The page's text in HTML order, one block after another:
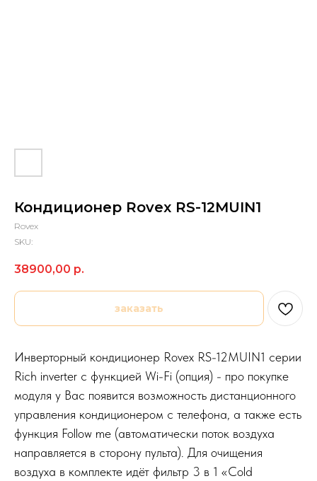
Кондиционер Rovex RS-12MUIN1
Rovex
SKU:
38900,00 р.
заказать
Инверторный кондиционер Rovex RS-12MUIN1 серии
Rich inverter с функцией Wi-Fi (опция) - про покупке
модуля у Вас появится возможность дистанционного
управления кондиционером с телефона, а также есть
функция Follow me (автоматически поток воздуха
направляется в сторону пульта). Для очищения
воздуха в комплекте идёт фильтр 3 в 1 «Cold